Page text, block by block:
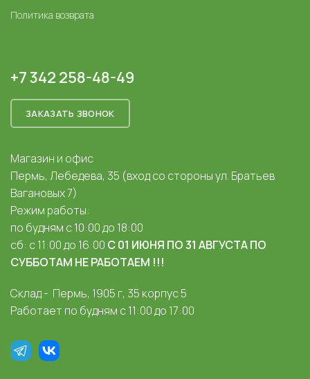
Политика возврата
+7 342 258-48-49
ЗАКАЗАТЬ ЗВОНОК
Магазин и офис
Пермь, Лебедева, 35 (вход со стороны ул. Братьев
Вагановых 7)
Режим работы:
по будням с 10:00 до 18:00
сб: с 11:00 до 16:00 С 01 ИЮНЯ ПО 31 АВГУСТА ПО
СУББОТАМ НЕ РАБОТАЕМ !!!
Склад - Пермь, 1905 г, 35 корпус 5
Работает по будням с 11:00 до 17:00